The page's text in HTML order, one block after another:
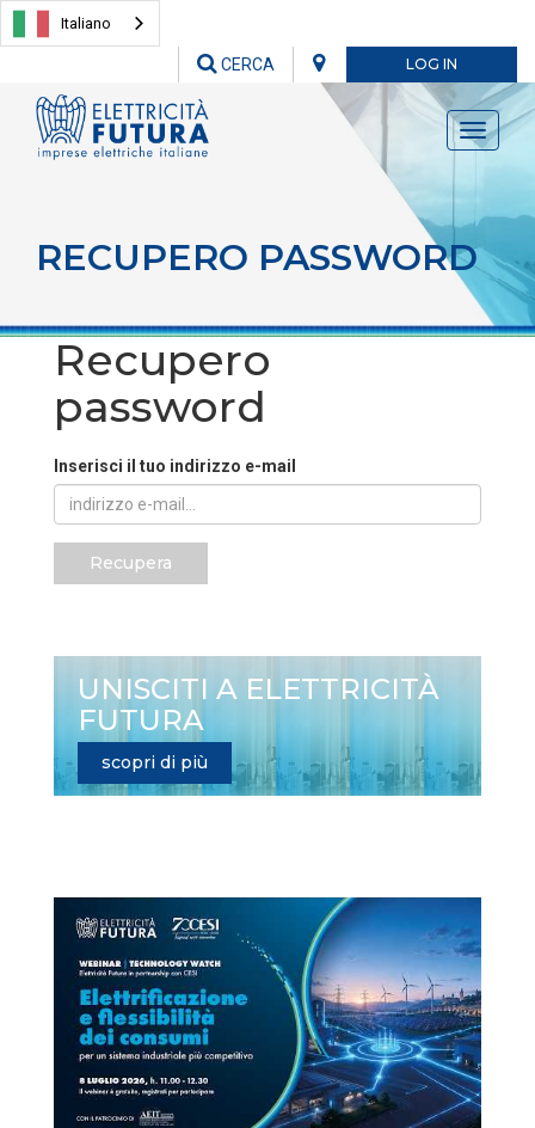
Italiano
LOG IN
CERCA
Toggle
RECUPERO PASSWORD
Recupero
password
Inserisci il tuo indirizzo e-mail
Recupera
UNISCITI A ELETTRICITÀ
FUTURA
scopri di più